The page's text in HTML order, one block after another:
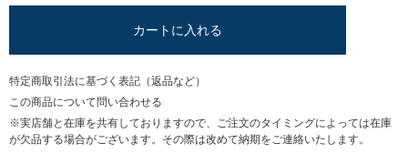
カートに入れる
特定商取引法に基づく表記（返品など）
この商品について問い合わせる
※実店舗と在庫を共有しておりますので、ご注文のタイミングによっては在庫
が欠品する場合がございます。その際は改めて納期をご連絡いたします。